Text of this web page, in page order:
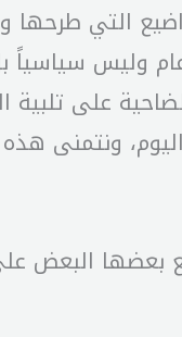
التي طرحها
وليس
على
دائم لمشكلة عويصة بدأت
بعضها البعض